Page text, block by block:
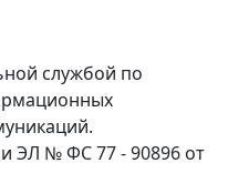
службой по
ЭЛ № ФС 77 - 90896 от